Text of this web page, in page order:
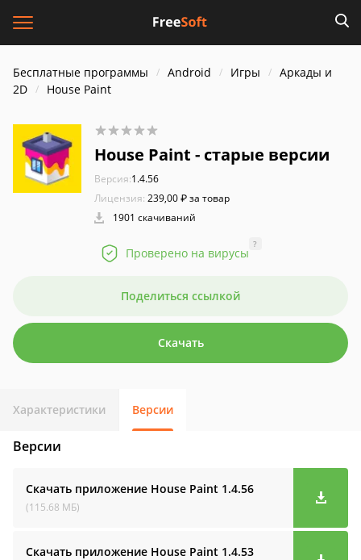
Бесплатные программы Android Игры
Аркады и
2D
House Paint
House Paint - старые версии
Версия:1.4.56
Лицензия: 239,00 ₽ за товар
1901 скачиваний
Проверено на вирусы
?
Поделиться ссылкой
Скачать
Характеристики Версии
Версии
Скачать приложение House Paint 1.4.56
(115.68 МБ)
Скачать приложение House Paint 1.4.53